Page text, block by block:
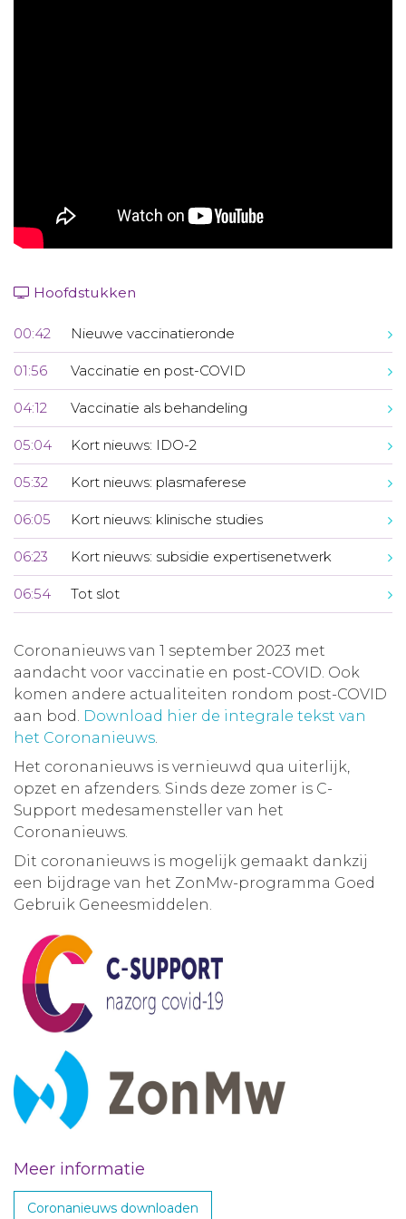
Hoofdstukken
00:42 Nieuwe vaccinatieronde
01:56 Vaccinatie en post-COVID
04:12 Vaccinatie als behandeling
05:04 Kort nieuws: IDO-2
05:32 Kort nieuws: plasmaferese
06:05 Kort nieuws: klinische studies
06:23 Kort nieuws: subsidie expertisenetwerk
06:54 Tot slot
Coronanieuws van 1 september 2023 met
aandacht voor vaccinatie en post-COVID. Ook
komen andere actualiteiten rondom post-COVID
aan bod. Download hier de integrale tekst van
het Coronanieuws.
Het coronanieuws is vernieuwd qua uiterlijk,
opzet en afzenders. Sinds deze zomer is C-
Support medesamensteller van het
Coronanieuws.
Dit coronanieuws is mogelijk gemaakt dankzij
een bijdrage van het ZonMw-programma Goed
Gebruik Geneesmiddelen.
Meer informatie
Coronanieuws downloaden